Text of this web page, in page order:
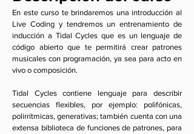
En este curso te brindaremos una introducción al
Live Coding y tendremos un entrenamiento de
inducción a Tidal Cycles que es un lenguaje de
código abierto que te permitirá crear patrones
musicales con programación, ya sea para acto en
vivo o composición.
Tidal Cycles contiene lenguaje para describir
secuencias flexibles, por ejemplo: polifónicas,
polirrítmicas, generativas; también cuenta con una
extensa biblioteca de funciones de patrones, para